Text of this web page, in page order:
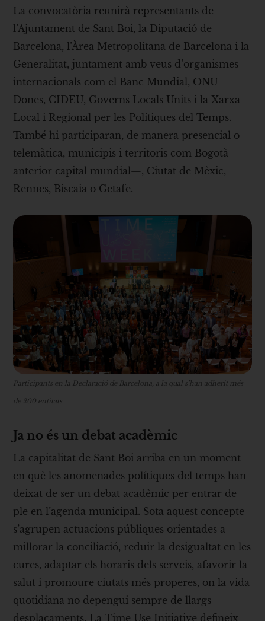
La convocatòria reunirà representants de
l’Ajuntament de Sant Boi, la Diputació de
Barcelona, l’Àrea Metropolitana de Barcelona i la
Generalitat, juntament amb veus d’organismes
internacionals com el Banc Mundial, ONU
Dones, CIDEU, Governs Locals Units i la Xarxa
Local i Regional per les Polítiques del Temps.
També hi participaran, de manera presencial o
telemàtica, municipis i territoris com Bogotà —
anterior capital mundial—, Ciutat de Mèxic,
Rennes, Biscaia o Getafe.
Participants en la Declaració de Barcelona, a la qual s’han adherit més
de 200 entitats
Ja no és un debat acadèmic
La capitalitat de Sant Boi arriba en un moment
en què les anomenades polítiques del temps han
deixat de ser un debat acadèmic per entrar de
ple en l’agenda municipal. Sota aquest concepte
s’agrupen actuacions públiques orientades a
millorar la conciliació, reduir la desigualtat en les
cures, adaptar els horaris dels serveis, afavorir la
salut i promoure ciutats més properes, on la vida
quotidiana no depengui sempre de llargs
desplaçaments. La Time Use Initiative defineix